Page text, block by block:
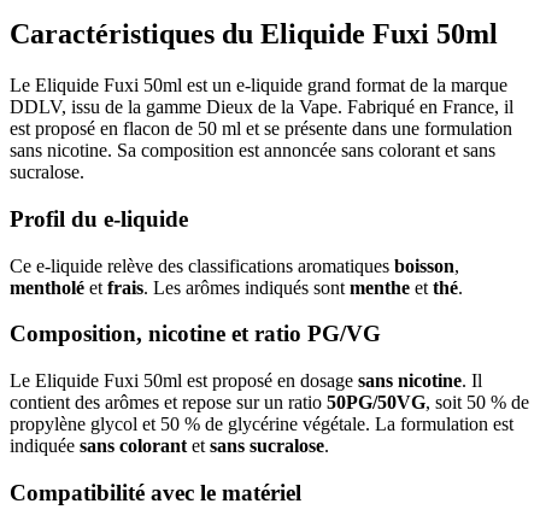
Caractéristiques du Eliquide Fuxi 50ml
Le Eliquide Fuxi 50ml est un e-liquide grand format de la marque
DDLV, issu de la gamme Dieux de la Vape. Fabriqué en France, il
est proposé en flacon de 50 ml et se présente dans une formulation
sans nicotine. Sa composition est annoncée sans colorant et sans
sucralose.
Profil du e-liquide
Ce e-liquide relève des classifications aromatiques boisson,
mentholé et frais. Les arômes indiqués sont menthe et thé.
Composition, nicotine et ratio PG/VG
Le Eliquide Fuxi 50ml est proposé en dosage sans nicotine. Il
contient des arômes et repose sur un ratio 50PG/50VG, soit 50 % de
propylène glycol et 50 % de glycérine végétale. La formulation est
indiquée sans colorant et sans sucralose.
Compatibilité avec le matériel